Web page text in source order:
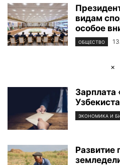
видам
особое
ОБЩЕСТВО
×
Зарплата
ЭКОНОМИКА И
Развитие